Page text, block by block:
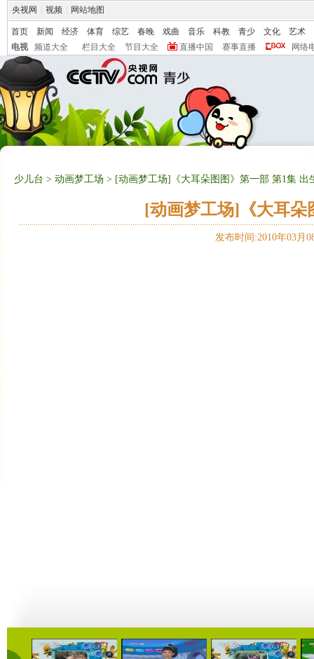
央视网 视频 网站地图
首页 新闻 经济 体育 综艺 春晚 戏曲 音乐 科教 青少 文化
艺术
电视
频道大全 栏目大全 节目大全 直播中国 赛事直播 网络
少儿台 > 动画梦工场 > [动画梦工场]《大耳朵图图》第一部 第1集 出
[动画梦工场]《大耳朵
发布时间:2010年03月
02:44 02:50 02:48